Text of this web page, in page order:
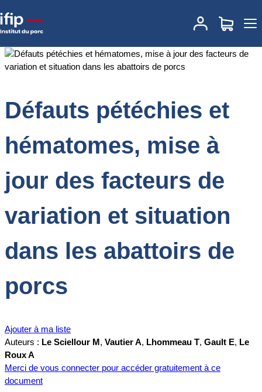
Accueil
Défauts pétéchies et hématomes, mise à
jour des facteurs de variation et situation dans les abattoirs de
Défauts pétéchies et
hématomes, mise à
jour des facteurs de
variation et situation
dans les abattoirs de
porcs
Ajouter à ma liste
Auteurs : Le Sciellour M, Vautier A, Lhommeau T, Gault E, Le
Roux A
Merci de vous connecter pour accéder gratuitement à ce
document